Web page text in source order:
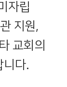
자립
지원,
교회의
니다.